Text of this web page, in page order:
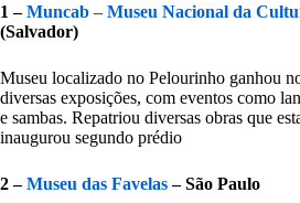
1 –Muncab – Museu Nacional da
(Salvador)
Museu localizado no Pelourinho ganhou
diversas exposições, com eventos como
e sambas. Repatriou diversas obras que
inaugurou segundo prédio
2 –Museu das Favelas– São Paulo